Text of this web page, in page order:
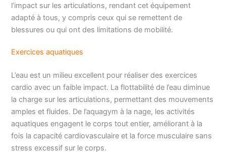
l’impact sur les articulations, rendant cet équipement
adapté à tous, y compris ceux qui se remettent de
blessures ou qui ont des limitations de mobilité.
Exercices aquatiques
L’eau est un milieu excellent pour réaliser des exercices
cardio avec un faible impact. La flottabilité de l’eau diminue
la charge sur les articulations, permettant des mouvements
amples et fluides. De l’aquagym à la nage, les activités
aquatiques engagent le corps tout entier, améliorant à la
fois la capacité cardiovasculaire et la force musculaire sans
stress excessif sur le corps.